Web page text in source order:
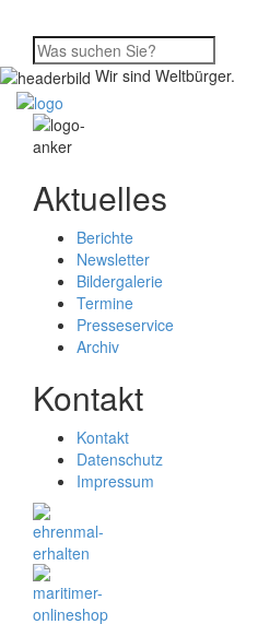
Wir sind Weltbürger.
Aktuelles
Berichte
Newsletter
Bildergalerie
Termine
Presseservice
Archiv
Kontakt
Kontakt
Datenschutz
Impressum